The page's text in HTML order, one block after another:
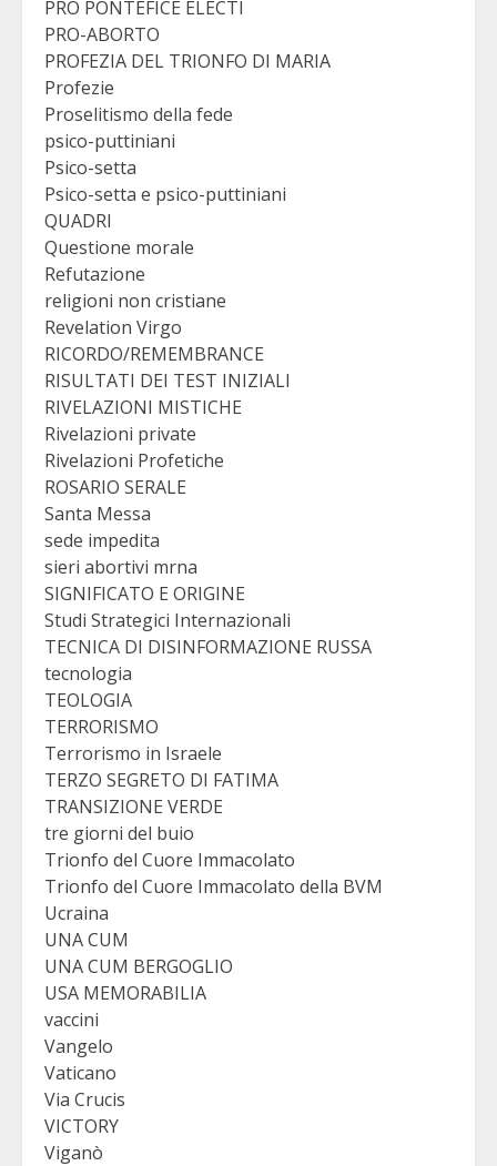
PRO PONTEFICE ELECTI
PRO-ABORTO
PROFEZIA DEL TRIONFO DI MARIA
Profezie
Proselitismo della fede
psico-puttiniani
Psico-setta
Psico-setta e psico-puttiniani
QUADRI
Questione morale
Refutazione
religioni non cristiane
Revelation Virgo
RICORDO/REMEMBRANCE
RISULTATI DEI TEST INIZIALI
RIVELAZIONI MISTICHE
Rivelazioni private
Rivelazioni Profetiche
ROSARIO SERALE
Santa Messa
sede impedita
sieri abortivi mrna
SIGNIFICATO E ORIGINE
Studi Strategici Internazionali
TECNICA DI DISINFORMAZIONE RUSSA
tecnologia
TEOLOGIA
TERRORISMO
Terrorismo in Israele
TERZO SEGRETO DI FATIMA
TRANSIZIONE VERDE
tre giorni del buio
Trionfo del Cuore Immacolato
Trionfo del Cuore Immacolato della BVM
Ucraina
UNA CUM
UNA CUM BERGOGLIO
USA MEMORABILIA
vaccini
Vangelo
Vaticano
Via Crucis
VICTORY
Viganò